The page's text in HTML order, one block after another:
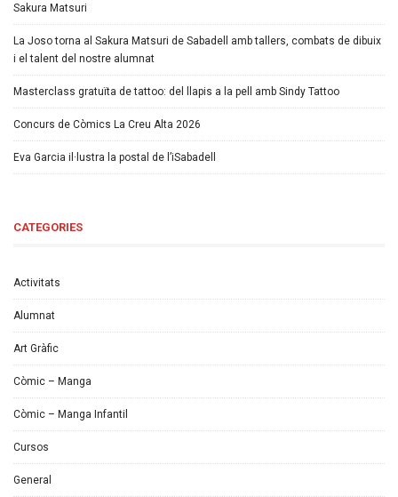
Sakura Matsuri
La Joso torna al Sakura Matsuri de Sabadell amb tallers, combats de dibuix
i el talent del nostre alumnat
Masterclass gratuïta de tattoo: del llapis a la pell amb Sindy Tattoo
Concurs de Còmics La Creu Alta 2026
Eva Garcia il·lustra la postal de l’iSabadell
CATEGORIES
Activitats
Alumnat
Art Gràfic
Còmic – Manga
Còmic – Manga Infantil
Cursos
General